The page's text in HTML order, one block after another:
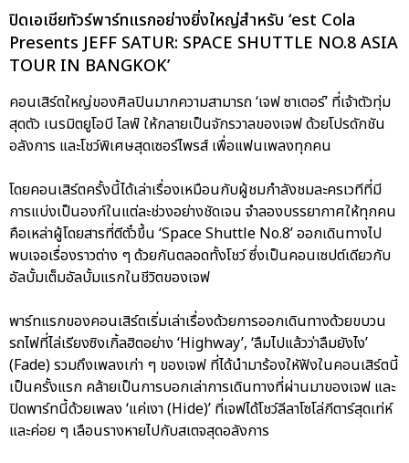
ปิดเอเชียทัวร์พาร์ทแรกอย่างยิ่งใหญ่สำหรับ ‘est Cola
Presents JEFF SATUR: SPACE SHUTTLE NO.8 ASIA
TOUR IN BANGKOK’
คอนเสิร์ตใหญ่ของศิลปินมากความสามารถ ‘เจฟ ซาเตอร์’ ที่เจ้าตัวทุ่ม
สุดตัว เนรมิตยูโอบี ไลฟ์ ให้กลายเป็นจักรวาลของเจฟ ด้วยโปรดักชัน
อลังการ และโชว์พิเศษสุดเซอร์ไพรส์ เพื่อแฟนเพลงทุกคน
โดยคอนเสิร์ตครั้งนี้ได้เล่าเรื่องเหมือนกับผู้ชมกำลังชมละครเวทีที่มี
การแบ่งเป็นองก์ในแต่ละช่วงอย่างชัดเจน จำลองบรรยากาศให้ทุกคน
คือเหล่าผู้โดยสารที่ตีตั๋วขึ้น ‘Space Shuttle No.8’ ออกเดินทางไป
พบเจอเรื่องราวต่าง ๆ ด้วยกันตลอดทั้งโชว์ ซึ่งเป็นคอนเซปต์เดียวกับ
อัลบั้มเต็มอัลบั้มแรกในชีวิตของเจฟ
พาร์ทแรกของคอนเสิร์ตเริ่มเล่าเรื่องด้วยการออกเดินทางด้วยขบวน
รถไฟที่ไล่เรียงซิงเกิ้ลฮิตอย่าง ‘Highway’, ‘ลืมไปแล้วว่าลืมยังไง’
(Fade) รวมถึงเพลงเก่า ๆ ของเจฟ ที่ได้นำมาร้องใหัฟังในคอนเสิร์ตนี้
เป็นครั้งแรก คล้ายเป็นการบอกเล่าการเดินทางที่ผ่านมาของเจฟ และ
ปิดพาร์ทนี้ด้วยเพลง ‘แค่เงา (Hide)’ ที่เจฟได้โชว์ลีลาโซโล่กีตาร์สุดเท่ห์
และค่อย ๆ เลือนรางหายไปกับสเตจสุดอลังการ